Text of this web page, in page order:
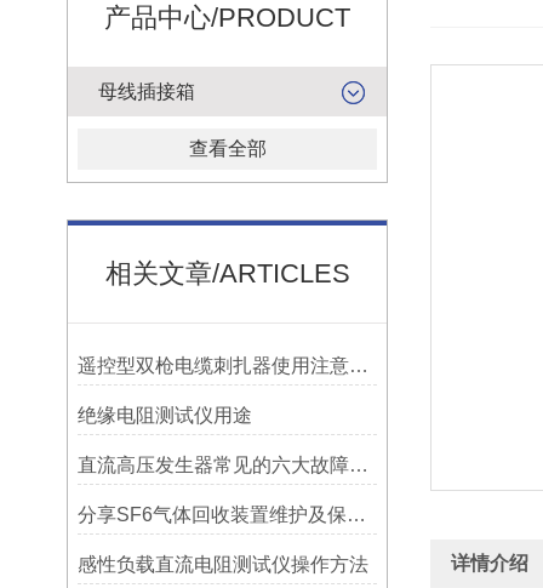
产品中心/PRODUCT
母线插接箱
查看全部
相关文章/ARTICLES
遥控型双枪电缆刺扎器使用注意事项
绝缘电阻测试仪用途
直流高压发生器常见的六大故障排查技巧
分享SF6气体回收装置维护及保养方法
​感性负载直流电阻测试仪操作方法 详情介绍